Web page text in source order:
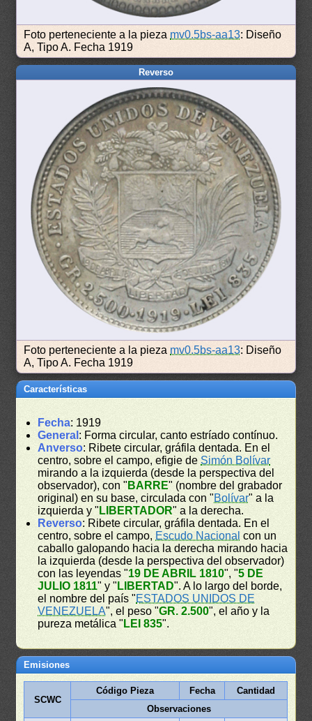
Foto perteneciente a la pieza mv0.5bs-aa13: Diseño
A, Tipo A. Fecha 1919
Reverso
Foto perteneciente a la pieza mv0.5bs-aa13: Diseño
A, Tipo A. Fecha 1919
Características
Fecha: 1919
General : Forma circular, canto estríado contínuo.
Anverso: Ribete circular, gráfila dentada. En el
centro, sobre el campo, efigie deSimón Bolívar
mirando a la izquierda (desde la perspectiva del
observador), con " BARRE" (nombre del grabador
original) en su base, circulada con "Bolívar" a la
izquierda y " LIBERTADOR" a la derecha.
Reverso: Ribete circular, gráfila dentada. En el
centro, sobre el campo, Escudo Nacional con un
caballo galopando hacia la derecha mirando hacia
la izquierda (desde la perspectiva del observador)
con las leyendas "19 DE ABRIL 1810", "5 DE
JULIO 1811" y " LIBERTAD". A lo largo del borde,
el nombre del país "ESTADOS UNIDOS DE
VENEZUELA", el peso "GR. 2.500", el año y la
pureza metálica " LEI 835".
Emisiones
SCWC
Código Pieza Fecha
Cantidad
Observaciones